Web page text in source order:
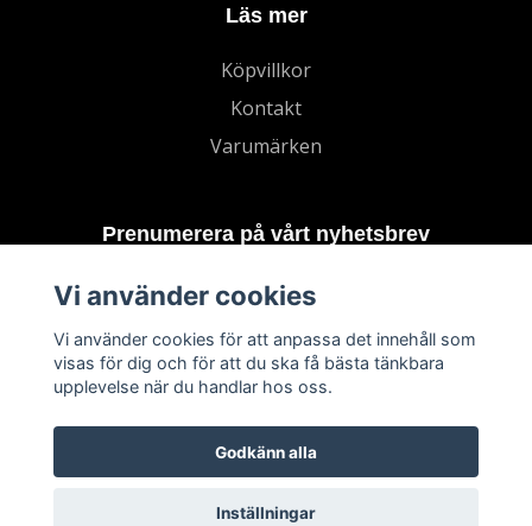
Läs mer
Köpvillkor
Kontakt
Varumärken
Prenumerera på vårt nyhetsbrev
Vi använder cookies
Vi använder cookies för att anpassa det innehåll som
visas för dig och för att du ska få bästa tänkbara
upplevelse när du handlar hos oss.
Godkänn alla
Inställningar